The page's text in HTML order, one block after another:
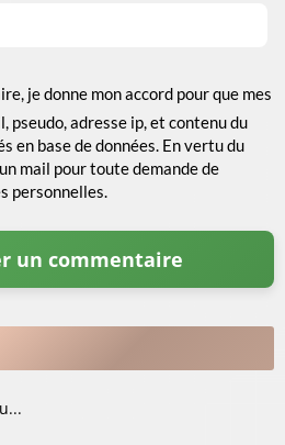
je donne mon accord pour que mes
pseudo, adresse ip, et contenu du
en base de données. En vertu du
mail pour toute demande de
personnelles.